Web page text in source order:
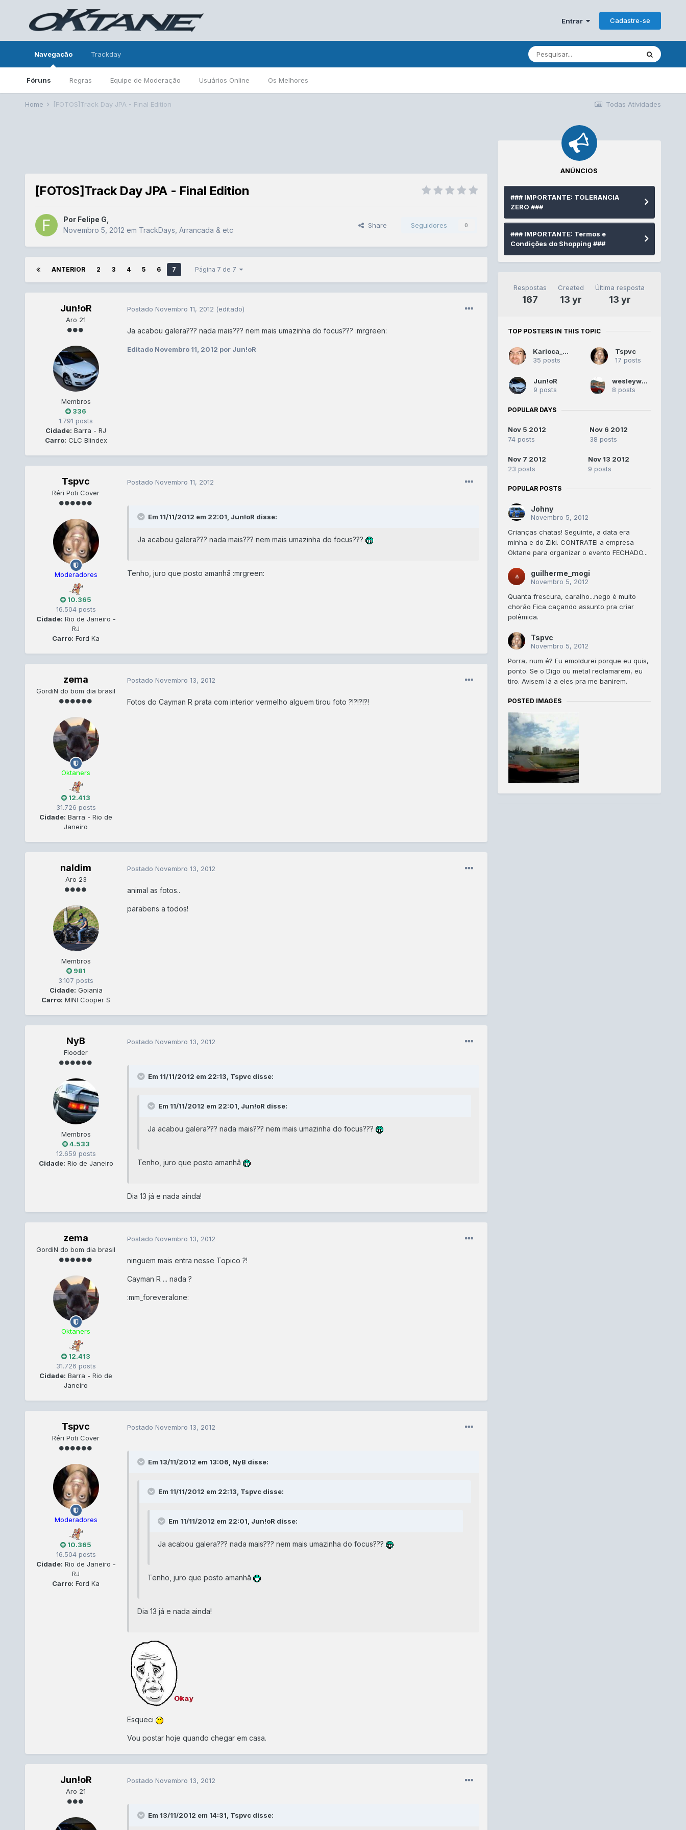
Entrar Cadastre-se
Navegação
Fóruns Regras Equipe de Moderação Usuários Online Os Melhores
Trackday
Todas Atividades
Home [FOTOS]Track Day JPA - Final Edition
[FOTOS]Track Day JPA - Final Edition
Por Felipe G
Novembro 5, 2012 em TrackDays, Arrancada & etc
Share Seguidores 0
ANTERIOR 2 3 4 5 6 7 Página 7 de 7
Jun!oR
Aro 21
Membros
336
1.791 posts
Cidade: Barra - RJ
Carro: CLC Blindex
Postado Novembro 11, 2012 (editado)
Ja acabou galera??? nada mais??? nem mais umazinha do focus??? :mrgreen:
Editado Novembro 11, 2012 por Jun!oR
Tspvc
Réri Poti Cover
Moderadores
10.365
16.504 posts
Cidade: Rio de Janeiro -
RJ
Carro: Ford Ka
Postado Novembro 11, 2012
Em 11/11/2012 em 22:01, Jun!oR disse:
Ja acabou galera??? nada mais??? nem mais umazinha do focus???
Tenho, juro que posto amanhã :mrgreen:
zema
GordiN do bom dia brasil
Oktaners
12.413
31.726 posts
Cidade: Barra - Rio de
Janeiro
Postado Novembro 13, 2012
Fotos do Cayman R prata com interior vermelho alguem tirou foto ?!?!?!?!
naldim
Aro 23
Membros
981
3.107 posts
Cidade: Goiania
Carro: MINI Cooper S
Postado Novembro 13, 2012
animal as fotos..
parabens a todos!
NyB
Flooder
Membros
4.533
12.659 posts
Cidade: Rio de Janeiro
Postado Novembro 13, 2012
Em 11/11/2012 em 22:13, Tspvc disse:
Em 11/11/2012 em 22:01, Jun!oR disse:
Ja acabou galera??? nada mais??? nem mais umazinha do focus???
Tenho, juro que posto amanhã
Dia 13 já e nada ainda!
zema
GordiN do bom dia brasil
Oktaners
12.413
31.726 posts
Cidade: Barra - Rio de
Janeiro
Postado Novembro 13, 2012
ninguem mais entra nesse Topico ?!
Cayman R ... nada ?
:mm_foreveralone:
Tspvc
Réri Poti Cover
Moderadores
10.365
16.504 posts
Cidade: Rio de Janeiro -
RJ
Carro: Ford Ka
Postado Novembro 13, 2012
Em 13/11/2012 em 13:06, NyB disse:
Em 11/11/2012 em 22:13, Tspvc disse:
Em 11/11/2012 em 22:01, Jun!oR disse:
Ja acabou galera??? nada mais??? nem mais umazinha do focus???
Tenho, juro que posto amanhã
Dia 13 já e nada ainda!
Esqueci
Vou postar hoje quando chegar em casa.
Jun!oR
Aro 21
Postado Novembro 13, 2012
Em 13/11/2012 em 14:31, Tspvc disse:
ANÚNCIOS
### IMPORTANTE: TOLERANCIA
ZERO ###
### IMPORTANTE: Termos e
Condições do Shopping ###
Respostas
167
Created
13 yr
Última resposta
13 yr
TOP POSTERS IN THIS TOPIC
Karioca_br
35 posts
Tspvc
17 posts
Jun!oR
9 posts
wesleywolver
8 posts
POPULAR DAYS
Nov 5 2012
74 posts
Nov 6 2012
38 posts
Nov 7 2012
23 posts
Nov 13 2012
9 posts
POPULAR POSTS
Johny
Novembro 5, 2012
Crianças chatas! Seguinte, a data era
minha e do Ziki. CONTRATEI a empresa
Oktane para organizar o evento FECHADO...
guilherme_mogi
Novembro 5, 2012
Quanta frescura, caralho...nego é muito
chorão Fica caçando assunto pra criar
polêmica.
Tspvc
Novembro 5, 2012
Porra, num é? Eu emoldurei porque eu quis,
ponto. Se o Digo ou metal reclamarem, eu
tiro. Avisem lá a eles pra me banirem.
POSTED IMAGES